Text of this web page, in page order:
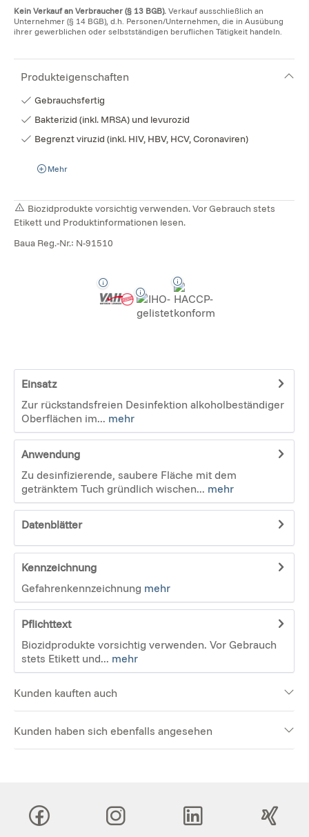
Kein Verkauf an Verbraucher (§ 13 BGB). Verkauf ausschließlich an
Unternehmer (§ 14 BGB), d.h. Personen/Unternehmen, die in Ausübung
ihrer gewerblichen oder selbstständigen beruflichen Tätigkeit handeln.
Produkteigenschaften
Gebrauchsfertig
Bakterizid (inkl. MRSA) und levurozid
Begrenzt viruzid (inkl. HIV, HBV, HCV, Coronaviren)
Mehr
Biozidprodukte vorsichtig verwenden. Vor Gebrauch stets
Etikett und Produktinformationen lesen.
Baua Reg.-Nr.: N-91510
Einsatz
Zur rückstandsfreien Desinfektion alkoholbeständiger
Oberflächen im... mehr
Anwendung
Zu desinfizierende, saubere Fläche mit dem
getränktem Tuch gründlich wischen... mehr
Datenblätter
Kennzeichnung
Gefahrenkennzeichnung mehr
Pflichttext
Biozidprodukte vorsichtig verwenden. Vor Gebrauch
stets Etikett und... mehr
Kunden kauften auch
Kunden haben sich ebenfalls angesehen